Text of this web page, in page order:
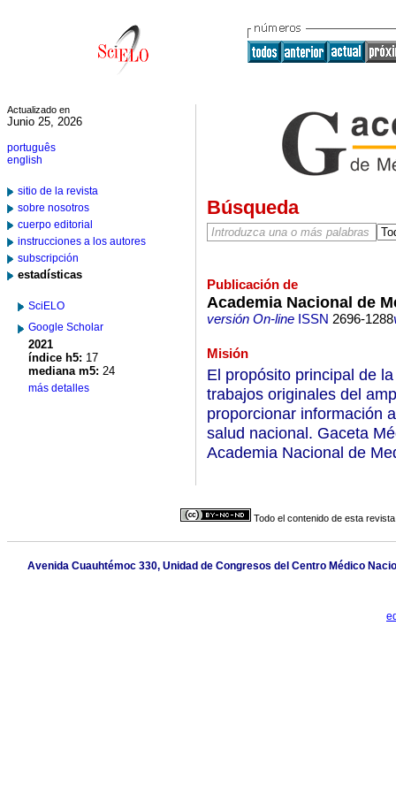
Actualizado en
Junio 25, 2026
português
english
sitio de la revista
sobre nosotros
cuerpo editorial
instrucciones a los autores
subscripción
estadísticas
SciELO
Google Scholar
2021
índice h5: 17
mediana m5: 24
más detalles
Búsqueda
Publicación de
Academia Nacional de
versión On-lineISSN 2696-1288
Misión
El propósito principal de
trabajos originales del
proporcionar información
salud nacional. Gaceta
Academia Nacional de
Todo el contenido de esta
Avenida Cuauhtémoc 330, Unidad de Congresos del Centro Médico